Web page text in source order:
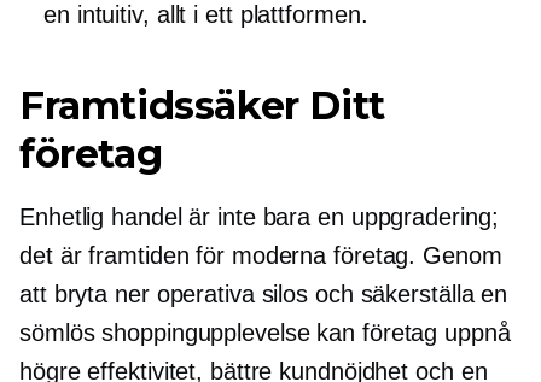
en intuitiv, allt i ettplattformen.
FramtidssäkerDitt
företag
Enhetlig handel är inte bara en uppgradering;
det är framtiden för moderna företag. Genom
att bryta ner operativa silos och säkerställa en
sömlös shoppingupplevelse kan företag uppnå
högre effektivitet, bättre kundnöjdhet och en